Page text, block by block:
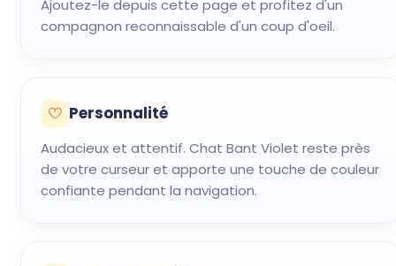
Ajoutez-le depuis cette page et profitez d'un
compagnon reconnaissable d'un coup d'oeil.
Personnalité
Audacieux et attentif. Chat Bant Violet reste près
de votre curseur et apporte une touche de couleur
confiante pendant la navigation.